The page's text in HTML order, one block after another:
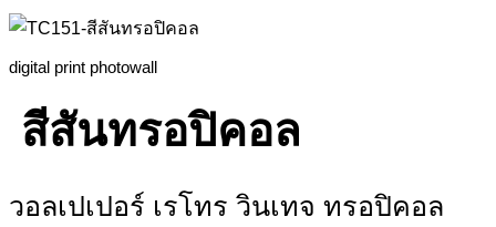
digital print photowall
สีสันทรอปิคอล
วอลเปเปอร์ เรโทร วินเทจ ทรอปิคอล